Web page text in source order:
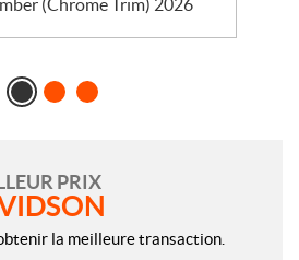
(Chrome Trim) 2026
PRIX
la meilleure transaction.